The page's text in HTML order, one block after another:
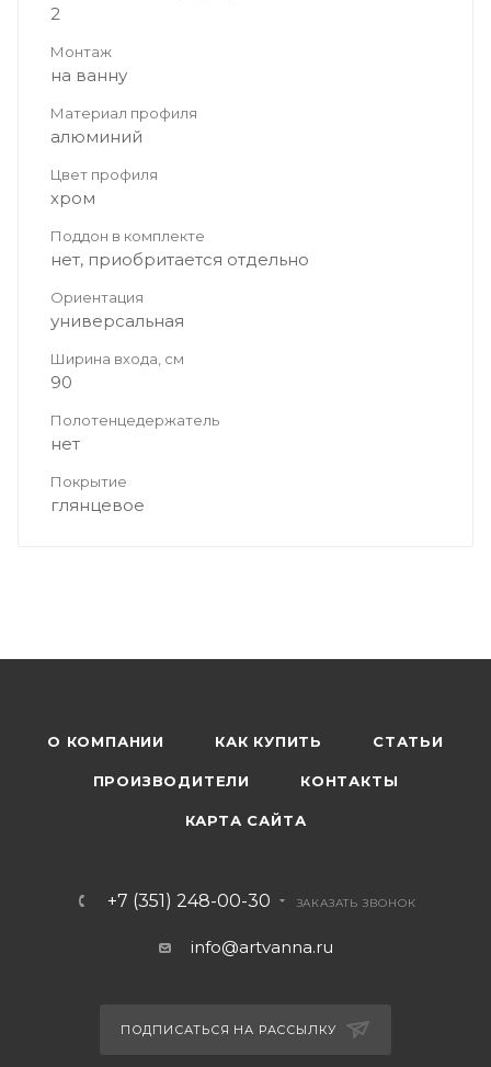
2
Монтаж
на ванну
Материал профиля
алюминий
Цвет профиля
хром
Поддон в комплекте
нет, приобритается отдельно
Ориентация
универсальная
Ширина входа, см
90
Полотенцедержатель
нет
Покрытие
глянцевое
О КОМПАНИИ КАК КУПИТЬ СТАТЬИ
ПРОИЗВОДИТЕЛИ КОНТАКТЫ
КАРТА САЙТА
+7 (351) 248-00-30 ЗАКАЗАТЬ ЗВОНОК
info@artvanna.ru
ПОДПИСАТЬСЯ НА РАССЫЛКУ